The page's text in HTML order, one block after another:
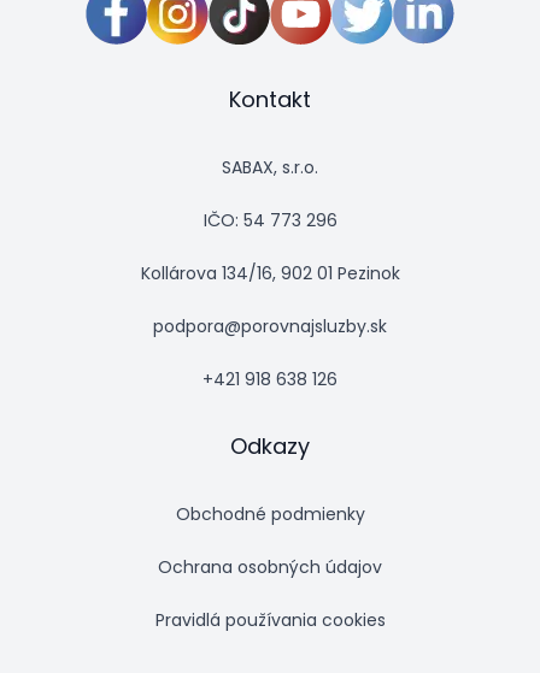
Kontakt
SABAX, s.r.o.
IČO: 54 773 296
Kollárova 134/16, 902 01 Pezinok
podpora@porovnajsluzby.sk
+421 918 638 126
Odkazy
Obchodné podmienky
Ochrana osobných údajov
Pravidlá používania cookies